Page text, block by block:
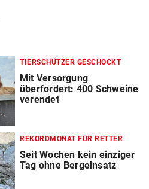
TIERSCHÜTZER GESCHOCKT
Mit Versorgung
überfordert: 400 Schweine
verendet
REKORDMONAT FÜR RETTER
Seit Wochen kein einziger
Tag ohne Bergeinsatz